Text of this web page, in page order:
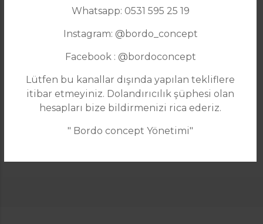
Garanti süresi :2 yıl
Teslimat Durumu : Ücretsiz teslimat
Whatsapp: 0531 595 25 19
Instagram: @bordo_concept
Facebook : @bordoconcept
Lütfen bu kanallar dışında yapılan tekliflere
itibar etmeyiniz. Dolandırıcılık şüphesi olan
hesapları bize bildirmenizi rica ederiz.
" Bordo concept Yönetimi"